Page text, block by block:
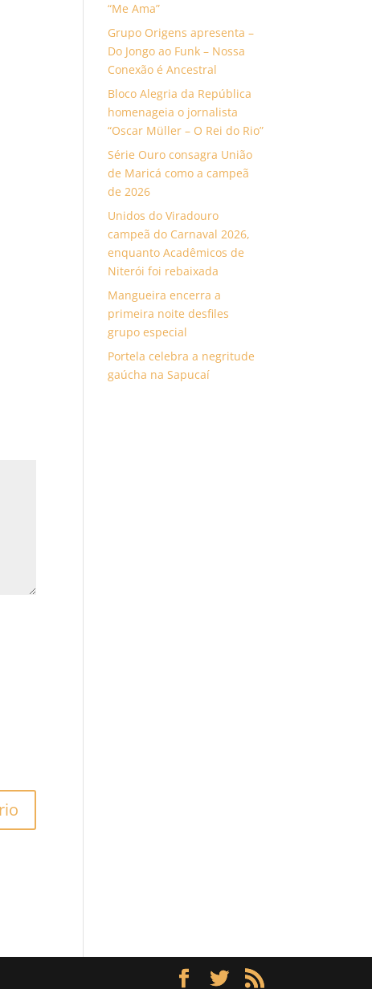
“Me Ama”
Grupo Origens apresenta –
Do Jongo ao Funk – Nossa
Conexão é Ancestral
Bloco Alegria da República
homenageia o jornalista
“Oscar Müller – O Rei do Rio”
Série Ouro consagra União
de Maricá como a campeã
de 2026
Unidos do Viradouro
campeã do Carnaval 2026,
enquanto Acadêmicos de
Niterói foi rebaixada
Mangueira encerra a
primeira noite desfiles
grupo especial
Portela celebra a negritude
gaúcha na Sapucaí